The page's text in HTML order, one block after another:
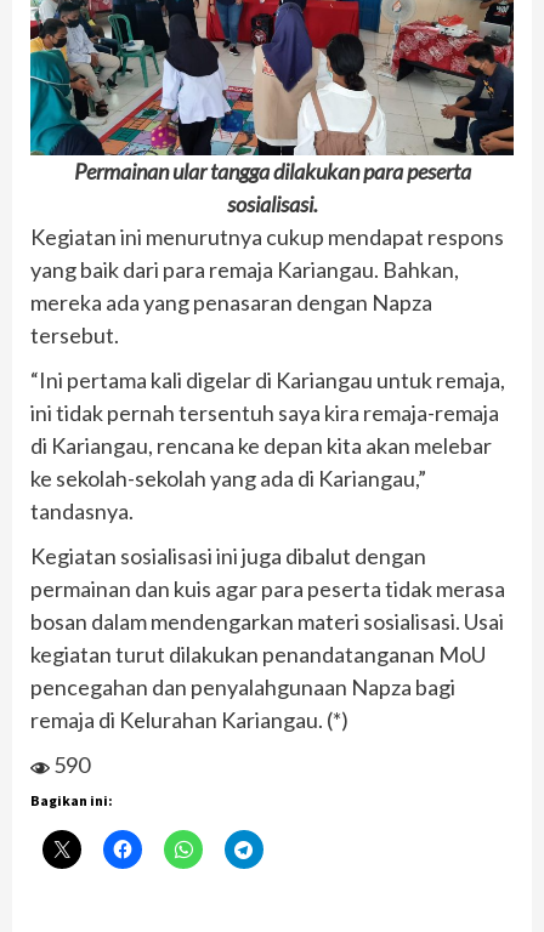
Permainan ular tangga dilakukan para peserta
sosialisasi.
Kegiatan ini menurutnya cukup mendapat respons
yang baik dari para remaja Kariangau. Bahkan,
mereka ada yang penasaran dengan Napza
tersebut.
“Ini pertama kali digelar di Kariangau untuk remaja,
ini tidak pernah tersentuh saya kira remaja-remaja
di Kariangau, rencana ke depan kita akan melebar
ke sekolah-sekolah yang ada di Kariangau,”
tandasnya.
Kegiatan sosialisasi ini juga dibalut dengan
permainan dan kuis agar para peserta tidak merasa
bosan dalam mendengarkan materi sosialisasi. Usai
kegiatan turut dilakukan penandatanganan MoU
pencegahan dan penyalahgunaan Napza bagi
remaja di Kelurahan Kariangau. (*)
590
Bagikan ini: